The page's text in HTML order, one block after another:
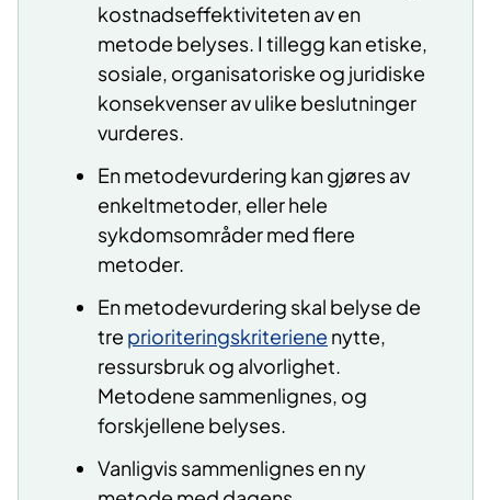
kostnadseffektiviteten av en
metode belyses. I tillegg kan etiske,
sosiale, organisatoriske og juridiske
konsekvenser av ulike beslutninger
vurderes.
En metodevurdering kan gjøres av
enkeltmetoder, eller hele
sykdomsområder med flere
metoder.
En metodevurdering skal belyse de
tre prioriteringskriteriene nytte,
ressursbruk og alvorlighet.
Metodene sammenlignes, og
forskjellene belyses.
Vanligvis sammenlignes en ny